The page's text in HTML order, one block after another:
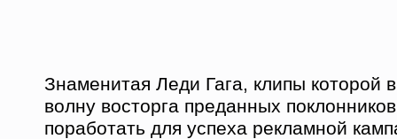
Знаменитая Леди Гага, клипы которой
волну восторга преданных
поработать для успеха рекламной